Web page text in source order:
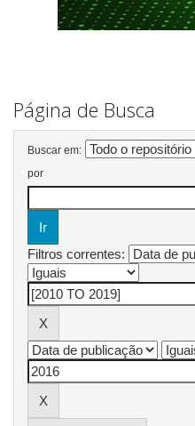
Página de Busca
Buscar em:
por
Filtros correntes: